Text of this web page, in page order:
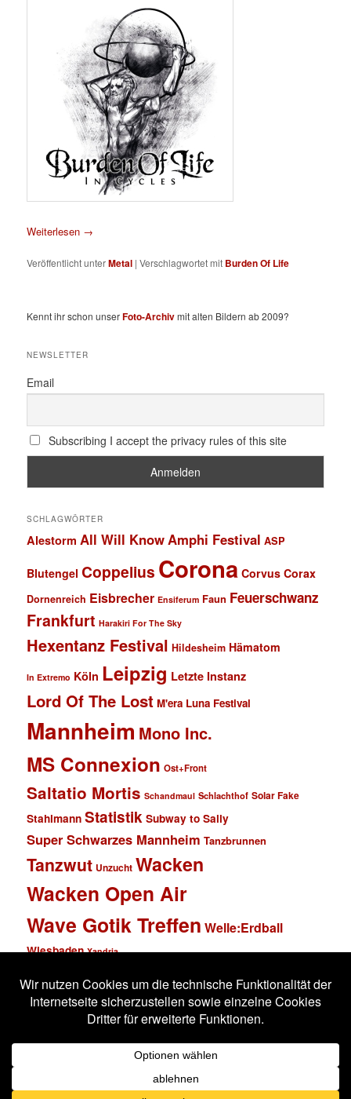
Weiterlesen →
Veröffentlicht unterMetal |Verschlagwortet mit Burden Of Life
Kennt ihr schon unserFoto-Archivmit alten Bildern ab 2009?
NEWSLETTER
Email
Subscribing I accept the privacy rules of this site
SCHLAGWÖRTER
Alestorm All Will KnowAmphi Festival ASP
Blutengel Coppelius Corona Corvus Corax
Dornenreich Eisbrecher Ensiferum Faun Feuerschwanz
Frankfurt Harakiri For The Sky
Hexentanz Festival Hildesheim Hämatom
In Extremo Köln Leipzig Letzte Instanz
Lord Of The Lost M'era Luna Festival
Mannheim Mono Inc.
MS Connexion Ost+Front
Saltatio Mortis Schandmaul Schlachthof Solar Fake
Stahlmann Statistik Subway to Sally
Super Schwarzes Mannheim Tanzbrunnen
Tanzwut Unzucht Wacken
Wacken Open Air
Wave Gotik Treffen Welle:Erdball
Wiesbaden Xandria
Impressum
Stolz präsentiert von WordPress